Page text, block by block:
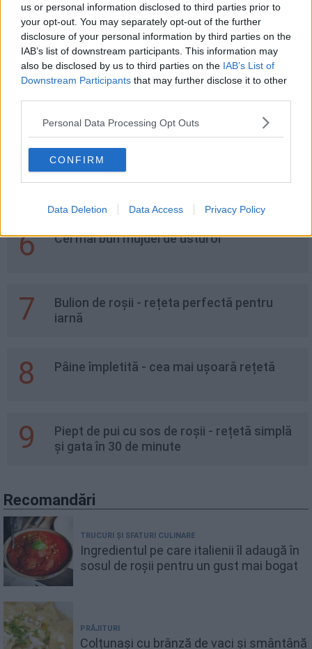
us or personal information disclosed to third parties prior to
your opt-out. You may separately opt-out of the further
disclosure of your personal information by third parties on the
IAB’s list of downstream participants. This information may
also be disclosed by us to third parties on the IAB’s List of
Downstream Participants that may further disclose it to other
Personal Data Processing Opt Outs
CONFIRM
Data Deletion Data Access Privacy Policy
3
Maioneză vegetală de casă - cea mai
simplă și rapidă rețetă
5 Omletă cu cartofi și praz
6 Cel mai bun mujdei de usturoi
7
Bulion de roșii - rețeta perfectă pentru
iarnă
8 Pâine împletită - cea mai ușoară rețetă
9
Piept de pui cu sos de roșii - rețetă simplă
și gata în 30 de minute
Recomandări
TRUCURI ȘI SFATURI CULINARE
Ingredientul pe care italienii îl adaugă în
sosul de roșii pentru un gust mai bogat
PRĂJITURI
Colțunași cu brânză de vaci și smântână